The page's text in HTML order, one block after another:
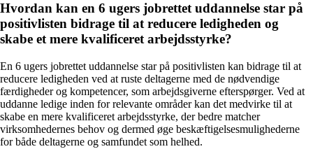
Hvordan kan en 6 ugers jobrettet uddannelse star på
positivlisten bidrage til at reducere ledigheden og
skabe et mere kvalificeret arbejdsstyrke?
En 6 ugers jobrettet uddannelse star på positivlisten kan bidrage til at
reducere ledigheden ved at ruste deltagerne med de nødvendige
færdigheder og kompetencer, som arbejdsgiverne efterspørger. Ved at
uddanne ledige inden for relevante områder kan det medvirke til at
skabe en mere kvalificeret arbejdsstyrke, der bedre matcher
virksomhedernes behov og dermed øge beskæftigelsesmulighederne
for både deltagerne og samfundet som helhed.